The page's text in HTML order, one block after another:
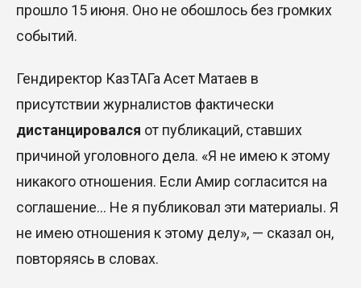
прошло 15 июня. Оно не обошлось без громких
событий.
Гендиректор КазТАГа Асет Матаев в
присутствии журналистов фактически
дистанцировался от публикаций, ставших
причиной уголовного дела. «Я не имею к этому
никакого отношения. Если Амир согласится на
соглашение… Не я публиковал эти материалы. Я
не имею отношения к этому делу», — сказал он,
повторяясь в словах.